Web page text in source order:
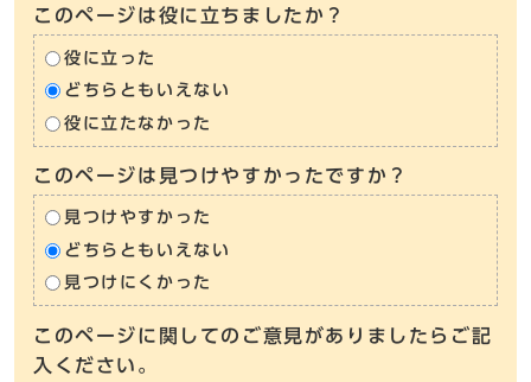
このページは役に立ちましたか？
役に立った
どちらともいえない
役に立たなかった
このページは見つけやすかったですか？
見つけやすかった
どちらともいえない
見つけにくかった
このページに関してのご意見がありましたらご記
入ください。